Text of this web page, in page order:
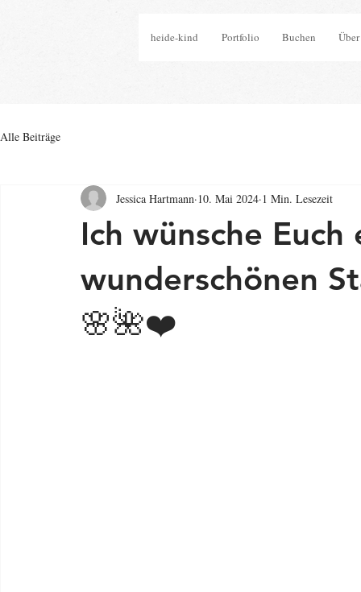
heide-kind Portfolio Buchen
Alle Beiträge
Ich wünsche Euch
wunderschönen
🌸🌺❤️
Jessica Hartmann 10. Mai 2024 1 Min. Lesezeit